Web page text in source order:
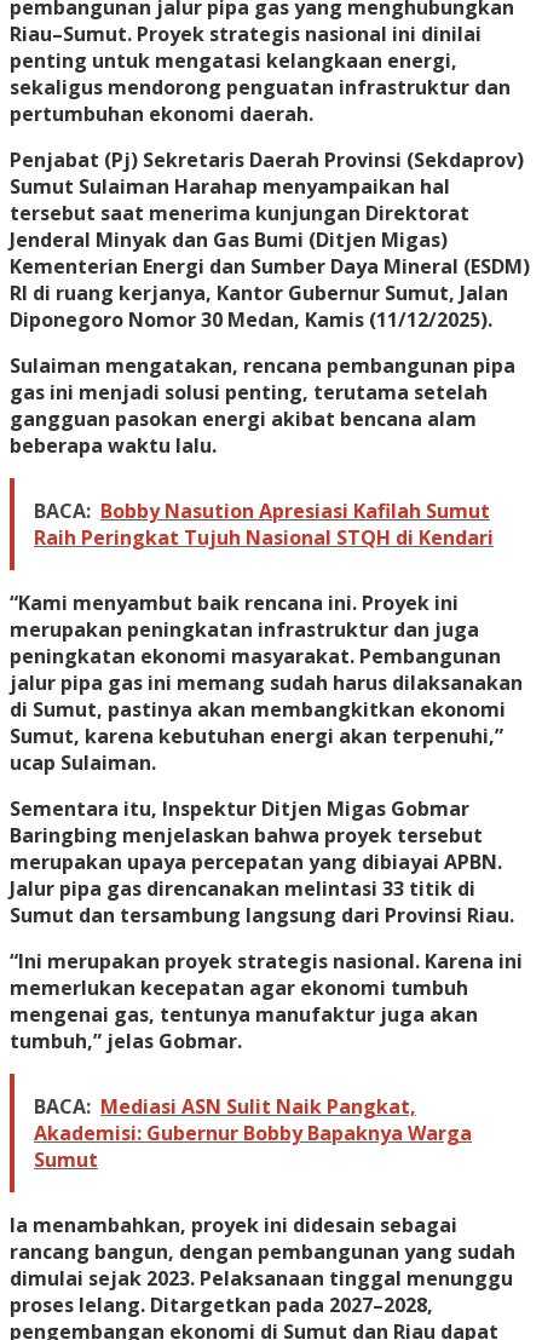
pembangunan jalur pipa gas yang menghubungkan
Riau–Sumut. Proyek strategis nasional ini dinilai
penting untuk mengatasi kelangkaan energi,
sekaligus mendorong penguatan infrastruktur dan
pertumbuhan ekonomi daerah.
Penjabat (Pj) Sekretaris Daerah Provinsi (Sekdaprov)
Sumut Sulaiman Harahap menyampaikan hal
tersebut saat menerima kunjungan Direktorat
Jenderal Minyak dan Gas Bumi (Ditjen Migas)
Kementerian Energi dan Sumber Daya Mineral (ESDM)
RI di ruang kerjanya, Kantor Gubernur Sumut, Jalan
Diponegoro Nomor 30 Medan, Kamis (11/12/2025).
Sulaiman mengatakan, rencana pembangunan pipa
gas ini menjadi solusi penting, terutama setelah
gangguan pasokan energi akibat bencana alam
beberapa waktu lalu.
BACA: Bobby Nasution Apresiasi Kafilah Sumut
Raih Peringkat Tujuh Nasional STQH di Kendari
“Kami menyambut baik rencana ini. Proyek ini
merupakan peningkatan infrastruktur dan juga
peningkatan ekonomi masyarakat. Pembangunan
jalur pipa gas ini memang sudah harus dilaksanakan
di Sumut, pastinya akan membangkitkan ekonomi
Sumut, karena kebutuhan energi akan terpenuhi,”
ucap Sulaiman.
Sementara itu, Inspektur Ditjen Migas Gobmar
Baringbing menjelaskan bahwa proyek tersebut
merupakan upaya percepatan yang dibiayai APBN.
Jalur pipa gas direncanakan melintasi 33 titik di
Sumut dan tersambung langsung dari Provinsi Riau.
“Ini merupakan proyek strategis nasional. Karena ini
memerlukan kecepatan agar ekonomi tumbuh
mengenai gas, tentunya manufaktur juga akan
tumbuh,” jelas Gobmar.
BACA: Mediasi ASN Sulit Naik Pangkat,
Akademisi: Gubernur Bobby Bapaknya Warga
Sumut
Ia menambahkan, proyek ini didesain sebagai
rancang bangun, dengan pembangunan yang sudah
dimulai sejak 2023. Pelaksanaan tinggal menunggu
proses lelang. Ditargetkan pada 2027–2028,
pengembangan ekonomi di Sumut dan Riau dapat